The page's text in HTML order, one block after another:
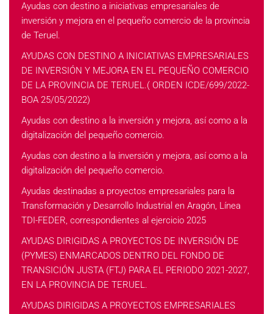
Ayudas con destino a iniciativas empresariales de
inversión y mejora en el pequeño comercio de la provincia
de Teruel.
AYUDAS CON DESTINO A INICIATIVAS EMPRESARIALES
DE INVERSIÓN Y MEJORA EN EL PEQUEÑO COMERCIO
DE LA PROVINCIA DE TERUEL.( ORDEN ICDE/699/2022-
BOA 25/05/2022)
Ayudas con destino a la inversión y mejora, así como a la
digitalización del pequeño comercio.
Ayudas con destino a la inversión y mejora, así como a la
digitalización del pequeño comercio.
Ayudas destinadas a proyectos empresariales para la
Transformación y Desarrollo Industrial en Aragón, Línea
TDI-FEDER, correspondientes al ejercicio 2025
AYUDAS DIRIGIDAS A PROYECTOS DE INVERSIÓN DE
(PYMES) ENMARCADOS DENTRO DEL FONDO DE
TRANSICIÓN JUSTA (FTJ) PARA EL PERIODO 2021-2027,
EN LA PROVINCIA DE TERUEL.
AYUDAS DIRIGIDAS A PROYECTOS EMPRESARIALES